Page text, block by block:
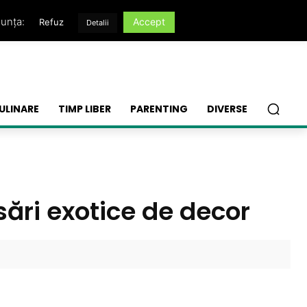
TIMP LIBER PARENTING DIVERSE
exotice de decor
Refuz Detalii Accept